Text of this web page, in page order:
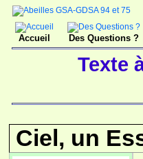
Accueil Des Questions ?
Texte
Ciel, un